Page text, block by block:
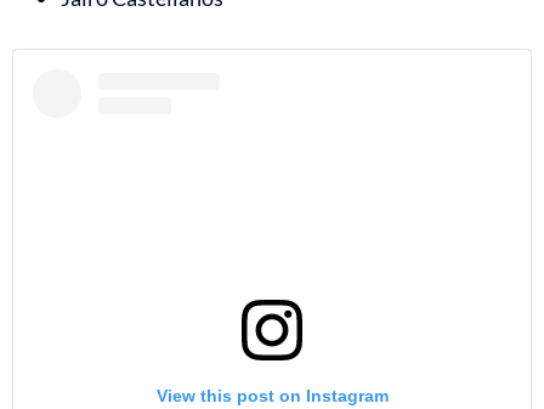
View this post on Instagram